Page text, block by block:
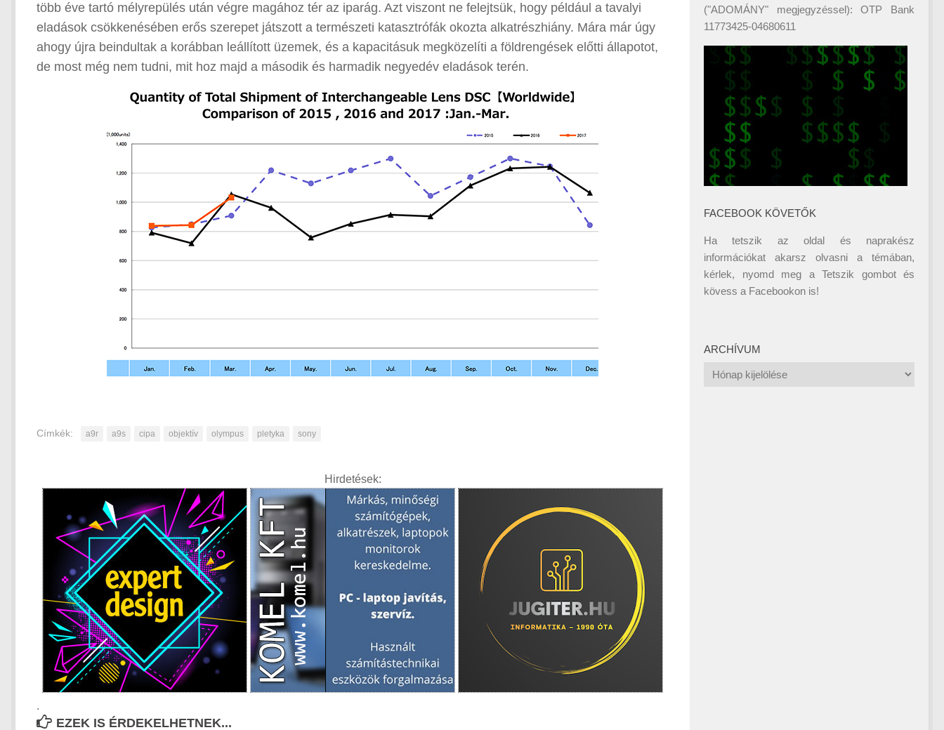
több éve tartó mélyrepülés után végre magához tér az iparág. Azt viszont ne felejtsük, hogy például a tavalyi
eladások csökkenésében erős szerepet játszott a természeti katasztrófák okozta alkatrészhiány. Mára már úgy
ahogy újra beindultak a korábban leállított üzemek, és a kapacitásuk megközelíti a földrengések előtti állapotot,
de most még nem tudni, mit hoz majd a második és harmadik negyedév eladások terén.
Címkék: a9r a9s cipa objektív olympus pletyka sony
Hirdetések:
.
EZEK IS ÉRDEKELHETNEK...
("ADOMÁNY" megjegyzéssel): OTP Bank
11773425-04680611
FACEBOOK KÖVETŐK
Ha tetszik az oldal és naprakész
információkat akarsz olvasni a témában,
kérlek, nyomd meg a Tetszik gombot és
kövess a Facebookon is!
ARCHÍVUM
Archívum